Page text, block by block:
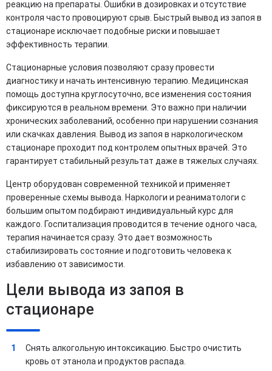
реакцию на препараты. Ошибки в дозировках и отсутствие
контроля часто провоцируют срыв. Быстрый вывод из запоя в
стационаре исключает подобные риски и повышает
эффективность терапии.
Стационарные условия позволяют сразу провести
диагностику и начать интенсивную терапию. Медицинская
помощь доступна круглосуточно, все изменения состояния
фиксируются в реальном времени. Это важно при наличии
хронических заболеваний, особенно при нарушении сознания
или скачках давления. Вывод из запоя в наркологическом
стационаре проходит под контролем опытных врачей. Это
гарантирует стабильный результат даже в тяжелых случаях.
Центр оборудован современной техникой и применяет
проверенные схемы вывода. Наркологи и реаниматологи с
большим опытом подбирают индивидуальный курс для
каждого. Госпитализация проводится в течение одного часа,
терапия начинается сразу. Это дает возможность
стабилизировать состояние и подготовить человека к
избавлению от зависимости.
Цели вывода из запоя в
стационаре
Снять алкогольную интоксикацию. Быстро очистить
кровь от этанола и продуктов распада.